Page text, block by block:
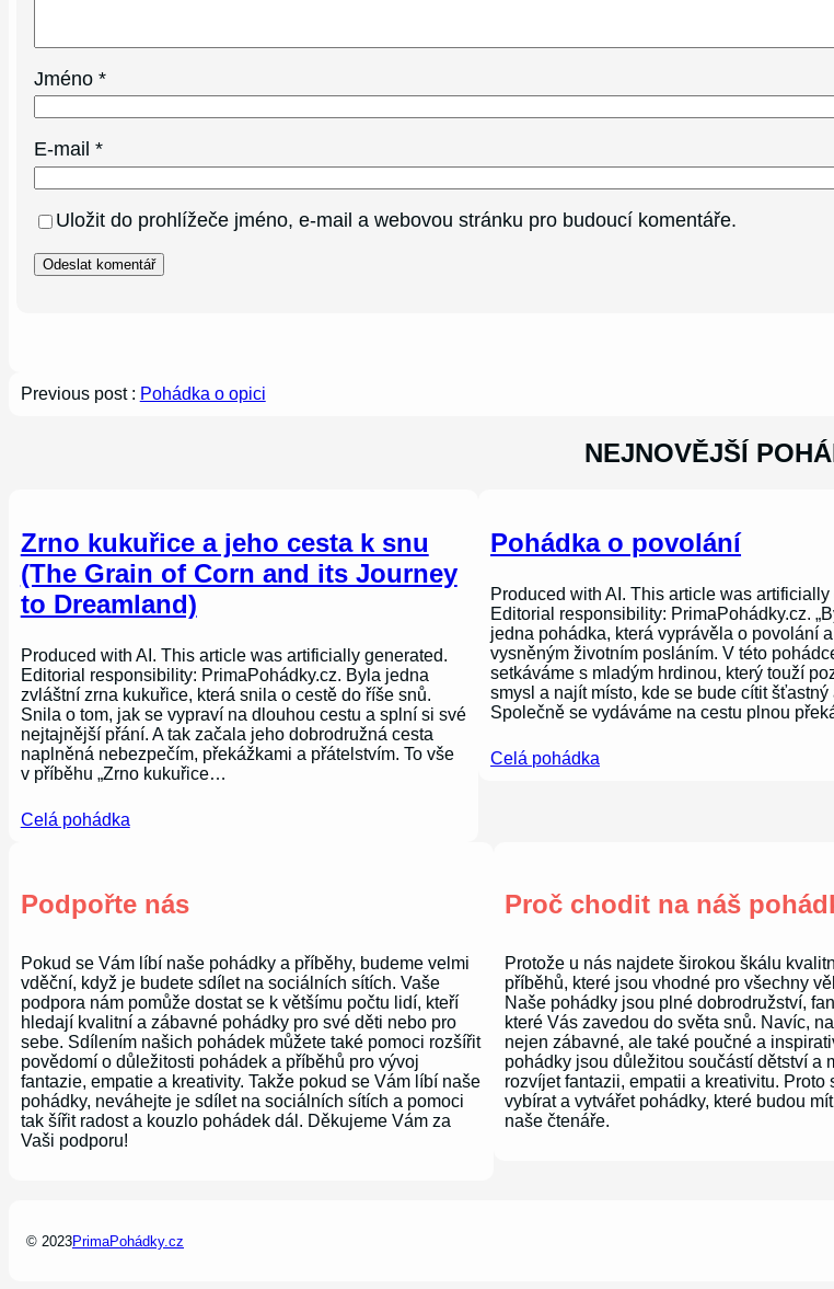
Jméno*
E-mail*
Uložit do prohlížeče jméno, e-mail a webovou stránku pro budoucí komentáře.
Previous post : Pohádka o opici
NEJNOVĚJŠÍ
Zrno kukuřice a jeho cesta k snu
(The Grain of Corn and its Journey
to Dreamland)
Produced with AI. This article was artificially generated.
Editorial responsibility: PrimaPohádky.cz. Byla jedna
zvláštní zrna kukuřice, která snila o cestě do říše snů.
Snila o tom, jak se vypraví na dlouhou cestu a splní si své
nejtajnější přání. A tak začala jeho dobrodružná cesta
naplněná nebezpečím, překážkami a přátelstvím. To vše
v příběhu „Zrno kukuřice…
Celá pohádka
Pohádka o povolání
Produced with AI. This article was artificially
Editorial responsibility: PrimaPohádky.cz.
jedna pohádka, která vyprávěla o povolání
vysněným životním posláním. V této
setkáváme s mladým hrdinou, který touží
smysl a najít místo, kde se bude cítit šťastný
Společně se vydáváme na cestu plnou
Celá pohádka
Podpořte nás
Pokud se Vám líbí naše pohádky a příběhy, budeme velmi
vděční, když je budete sdílet na sociálních sítích. Vaše
podpora nám pomůže dostat se k většímu počtu lidí, kteří
hledají kvalitní a zábavné pohádky pro své děti nebo pro
sebe. Sdílením našich pohádek můžete také pomoci rozšířit
povědomí o důležitosti pohádek a příběhů pro vývoj
fantazie, empatie a kreativity. Takže pokud se Vám líbí naše
pohádky, neváhejte je sdílet na sociálních sítích a pomoci
tak šířit radost a kouzlo pohádek dál. Děkujeme Vám za
Vaši podporu!
Proč chodit na náš
Protože u nás najdete širokou škálu
příběhů, které jsou vhodné pro všechny
Naše pohádky jsou plné dobrodružství,
které Vás zavedou do světa snů. Navíc,
nejen zábavné, ale také poučné a
pohádky jsou důležitou součástí dětství a
rozvíjet fantazii, empatii a kreativitu. Proto
vybírat a vytvářet pohádky, které budou
naše čtenáře.
© 2023PrimaPohádky.cz